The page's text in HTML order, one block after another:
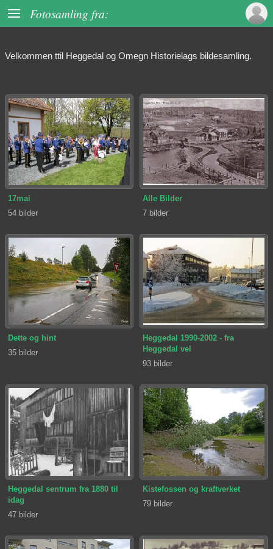
 Fotosamling fra:
Velkommen ttil Heggedal og Omegn Historielags bildesamling.
17mai
54 bilder
Alle Bilder
7 bilder
Dette og hint
35 bilder
Heggedal 1990-2002 - fra
Heggedal vel
93 bilder
Heggedal sentrum fra 1880 til
idag
47 bilder
Kistefossen og kraftverket
79 bilder